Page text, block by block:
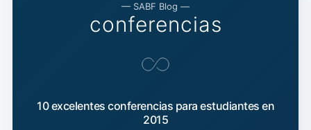
— SABF Blog —
conferencias
10 excelentes conferencias para estudiantes en
2015